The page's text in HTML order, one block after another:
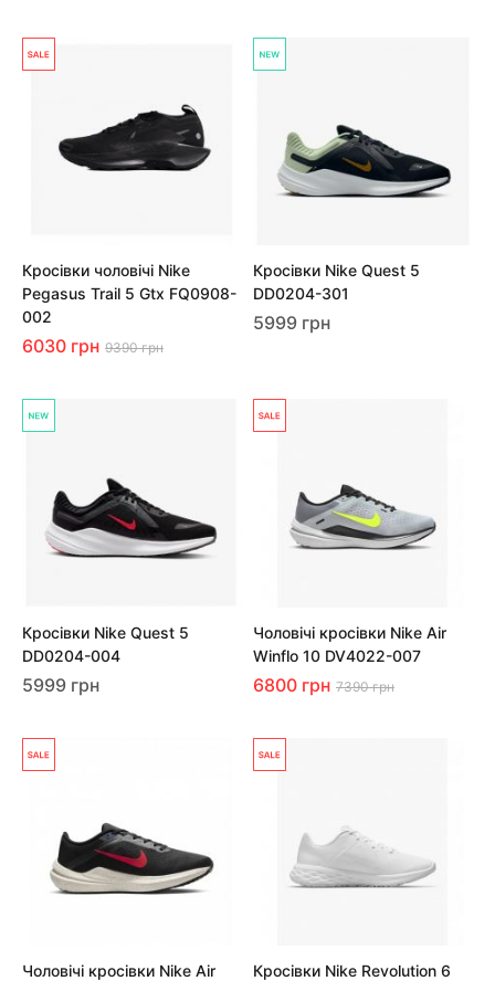
Кросівки чоловічі Nike
Pegasus Trail 5 Gtx FQ0908-
002
6030 грн 9390 грн
Кросівки Nike Quest 5
DD0204-301
5999 грн
Кросівки Nike Quest 5
DD0204-004
5999 грн
Чоловічі кросівки Nike Air
Winflo 10 DV4022-007
6800 грн 7390 грн
Чоловічі кросівки Nike Air
Кросівки Nike Revolution 6